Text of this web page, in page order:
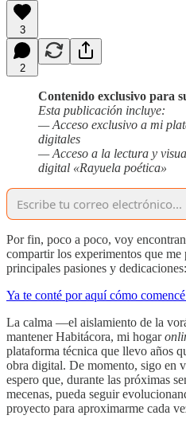
3
2
Contenido exclusivo para
Esta publicación incluye:
— Acceso exclusivo a mi
digitales
— Acceso a la lectura y
digital «Rayuela poética»
Por fin, poco a poco, voy
compartir los experimentos que
principales pasiones y
Ya te conté por aquí cómo
La calma —el aislamiento de la
mantener Habitácora, mi hogar
plataforma técnica que llevo años
obra digital. De momento, sigo en
espero que, durante las próximas
mecenas, pueda seguir
proyecto para aproximarme cada